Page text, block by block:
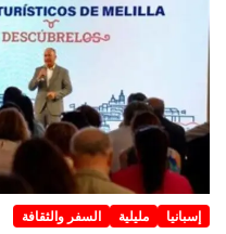
إسبانيا مليلية السفر والثقافة